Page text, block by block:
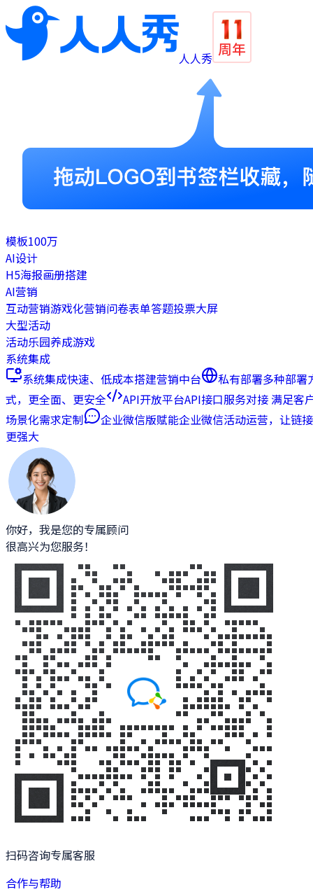
人人秀
模板100万
AI设计
H5海报画册搭建
AI营销
互动营销游戏化营销问卷表单答题投票大屏
大型活动
活动乐园养成游戏
系统集成
系统集成快速、低成本搭建营销中台 私有部署多种部署
式，更全面、更安全
API开放平台API接口服务对接 满足客
场景化需求定制
企业微信版赋能企业微信活动运营，让链接
更强大
你好，我是您的专属顾问
很高兴为您服务！
扫码咨询专属客服
合作与帮助